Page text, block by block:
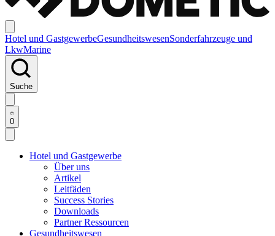
Hotel und GastgewerbeGesundheitswesenSonderfahrzeuge und
LkwMarine
Suche
0
Hotel und Gastgewerbe
Über uns
Artikel
Leitfäden
Success Stories
Downloads
Partner Ressourcen
Gesundheitswesen